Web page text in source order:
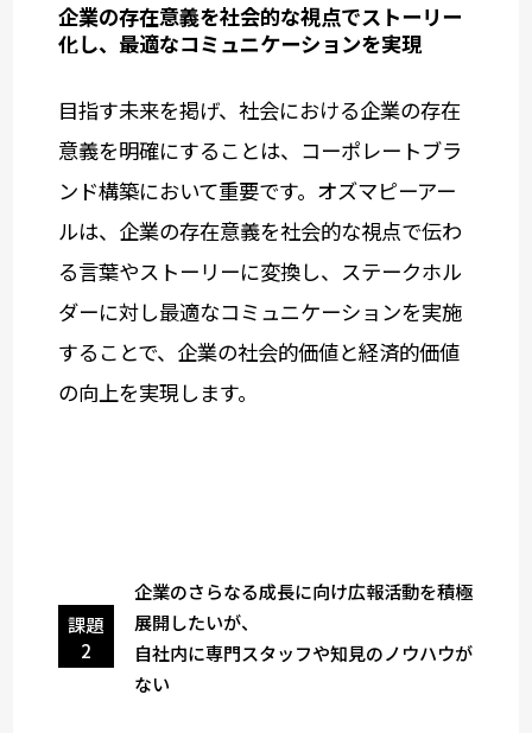
企業の存在意義を社会的な視点でストーリー
化し、 最適なコミュニケーションを実現
目指す未来を掲げ、社会における企業の存在
意義を明確にすることは、コーポレートブラ
ンド構築において重要です。オズマピーアー
ルは、企業の存在意義を社会的な視点で伝わ
る言葉やストーリーに変換し、ステークホル
ダーに対し最適なコミュニケーションを実施
することで、企業の社会的価値と経済的価値
の向上を実現します。
課題
2
企業のさらなる成長に向け広報活動を積極
展開したいが、
自社内に専門スタッフや知見のノウハウが
ない